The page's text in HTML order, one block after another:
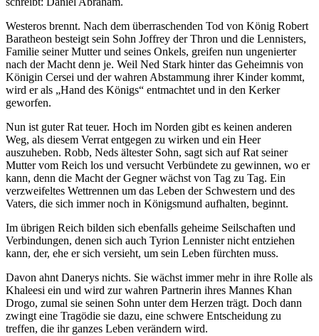
Westeros brennt. Nach dem überraschenden Tod von König Robert
Baratheon besteigt sein Sohn Joffrey der Thron und die Lennisters,
Familie seiner Mutter und seines Onkels, greifen nun ungenierter
nach der Macht denn je. Weil Ned Stark hinter das Geheimnis von
Königin Cersei und der wahren Abstammung ihrer Kinder kommt,
wird er als „Hand des Königs“ entmachtet und in den Kerker
geworfen.
Nun ist guter Rat teuer. Hoch im Norden gibt es keinen anderen
Weg, als diesem Verrat entgegen zu wirken und ein Heer
auszuheben. Robb, Neds ältester Sohn, sagt sich auf Rat seiner
Mutter vom Reich los und versucht Verbündete zu gewinnen, wo er
kann, denn die Macht der Gegner wächst von Tag zu Tag. Ein
verzweifeltes Wettrennen um das Leben der Schwestern und des
Vaters, die sich immer noch in Königsmund aufhalten, beginnt.
Im übrigen Reich bilden sich ebenfalls geheime Seilschaften und
Verbindungen, denen sich auch Tyrion Lennister nicht entziehen
kann, der, ehe er sich versieht, um sein Leben fürchten muss.
Davon ahnt Danerys nichts. Sie wächst immer mehr in ihre Rolle als
Khaleesi ein und wird zur wahren Partnerin ihres Mannes Khan
Drogo, zumal sie seinen Sohn unter dem Herzen trägt. Doch dann
zwingt eine Tragödie sie dazu, eine schwere Entscheidung zu
treffen, die ihr ganzes Leben verändern wird.